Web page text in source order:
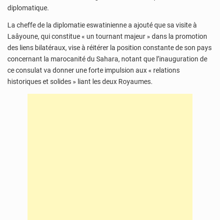
diplomatique.
La cheffe de la diplomatie eswatinienne a ajouté que sa visite à
Laâyoune, qui constitue « un tournant majeur » dans la promotion
des liens bilatéraux, vise à réitérer la position constante de son pays
concernant la marocanité du Sahara, notant que l’inauguration de
ce consulat va donner une forte impulsion aux « relations
historiques et solides » liant les deux Royaumes.